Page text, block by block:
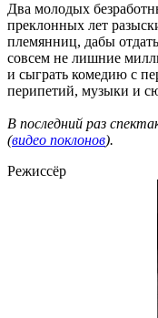
Два молодых
преклонных лет
племянниц, дабы
совсем не лишние
и сыграть комедию с
перипетий, музыки и
В последний раз
(видео поклонов).
Режиссёр